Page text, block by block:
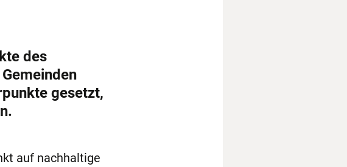
des
gesetzt,
auf nachhaltige